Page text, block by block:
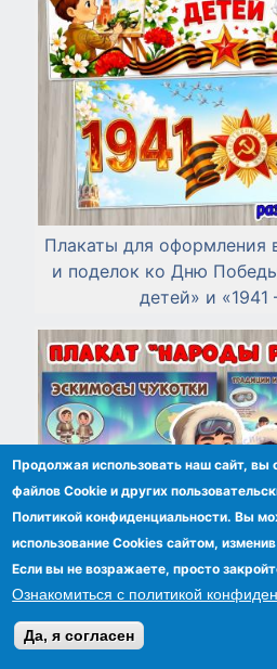
Плакаты для оформления
и поделок ко Дню
детей» и
Продолжая использовать наш сайт, вы
файлов Сookie и других
Политикой конфиденциальности. Вы
использование Cookies сайтом,
Если вы не возражаете, просто
Ознакомиться с политикой
Да, я согласен